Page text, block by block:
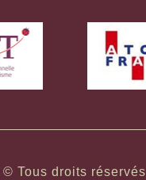
Tous droits réservés